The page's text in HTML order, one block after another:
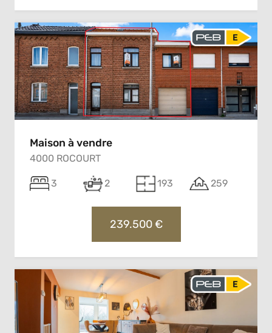
Maison à vendre
4000 ROCOURT
3 2 193 259
239.500 €